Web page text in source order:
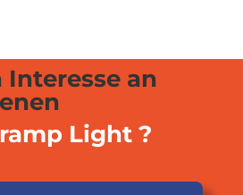
Interesse an
Light ?